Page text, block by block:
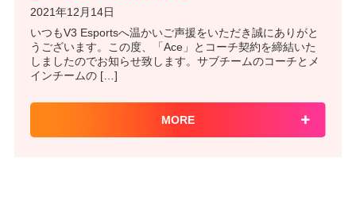
2021年12月14日
いつもV3 Esportsへ温かいご声援をいただき誠にありがと
うございます。この度、「Ace」とコーチ契約を締結いた
しましたのでお知らせ致します。サブチームのコーチとメ
インチームの […]
MORE